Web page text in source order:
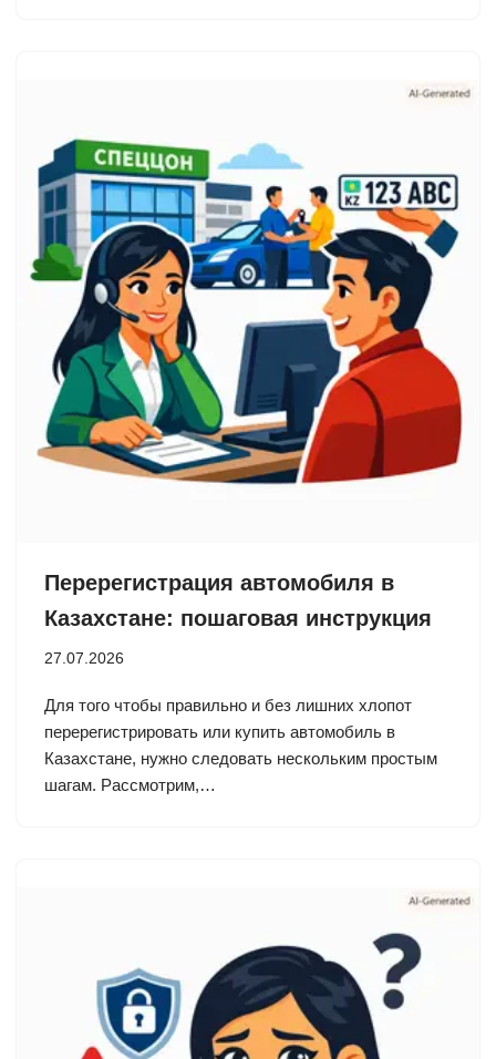
Перерегистрация автомобиля в
Казахстане: пошаговая инструкция
27.07.2026
Для того чтобы правильно и без лишних хлопот
перерегистрировать или купить автомобиль в
Казахстане, нужно следовать нескольким простым
шагам. Рассмотрим,…